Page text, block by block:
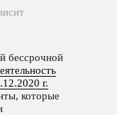
бессрочной
г.
которые